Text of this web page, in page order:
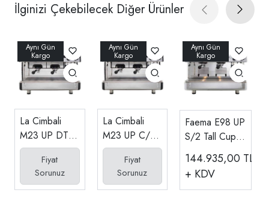
İlginizi Çekebilecek Diğer Ürünler
La Cimbali
M23 UP DT/2
- 2 Gruplu
Tam Otomatik
Espresso
Kahve
Fiyat
Sorunuz
La Cimbali
M23 UP C/2 -
2 Gruplu Yarı
Otomatik
Espresso
Kahve
Fiyat
Sorunuz
Faema E98 UP
S/2 Tall Cup
Yarı Otomatik
Espresso
Kahve
Makinesi, 2
144.935,00 TL
+ KDV